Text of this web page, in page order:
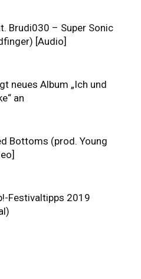
Brudi030 – Super Sonic
[Audio]
neues Album „Ich und
an
Bottoms (prod. Young
Festivaltipps 2019